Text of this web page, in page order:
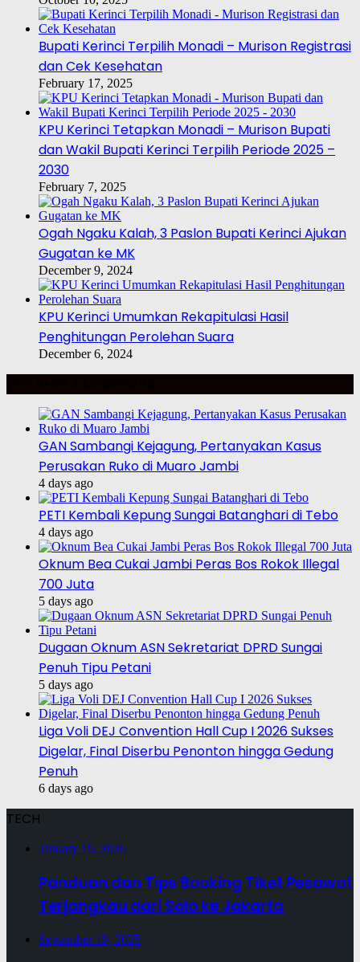
Bupati Kerinci Terpilih Monadi – Murison Registrasi
dan Cek Kesehatan
February 17, 2025
KPU Kerinci Tetapkan Monadi – Murison Bupati
dan Wakil Bupati Kerinci Terpilih Periode 2025 –
2030
February 7, 2025
Ogah Ngaku Kalah, 3 Paslon Bupati Kerinci Ajukan
Gugatan ke MK
December 9, 2024
KPU Kerinci Umumkan Rekapitulasi Hasil
Penghitungan Perolehan Suara
December 6, 2024
GAN Sambangi Kejagung, Pertanyakan Kasus
Perusakan Ruko di Muaro Jambi
4 days ago
PETI Kembali Kepung Sungai Batanghari di Tebo
4 days ago
Oknum Bea Cukai Jambi Peras Bos Rokok Illegal
700 Juta
5 days ago
Dugaan Oknum ASN Sekretariat DPRD Sungai
Penuh Tipu Petani
5 days ago
Liga Voli DEJ Convention Hall Cup I 2026 Sukses
Digelar, Final Diserbu Penonton hingga Gedung
Penuh
6 days ago
TECH
January 19, 2026
Panduan dan Tips Booking Tiket Pesawat
Terjangkau dari Solo ke Jakarta
September 19, 2025